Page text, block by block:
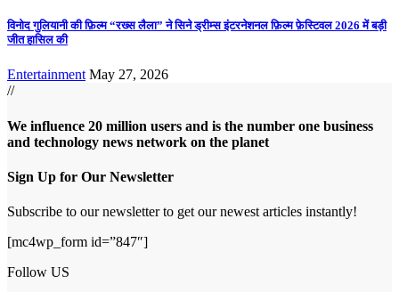
विनोद गुलियानी की फ़िल्म “रख्स लैला” ने सिने ड्रीम्स इंटरनेशनल फ़िल्म फ़ेस्टिवल 2026 में बड़ी
जीत हासिल की
Entertainment May 27, 2026
//
We influence 20 million users and is the number one business
and technology news network on the planet
Sign Up for Our Newsletter
Subscribe to our newsletter to get our newest articles instantly!
[mc4wp_form id=”847″]
Follow US